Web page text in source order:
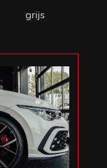
grijs